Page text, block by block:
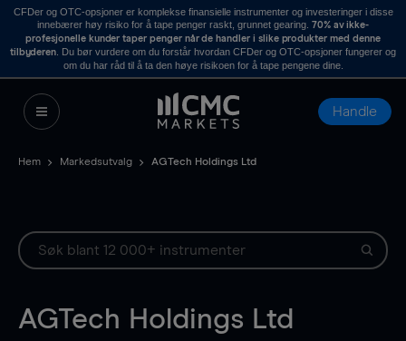
CFDer og OTC-opsjoner er komplekse finansielle instrumenter og investeringer i disse
innebærer høy risiko for å tape penger raskt, grunnet gearing. 70% av ikke-
profesjonelle kunder taper penger når de handler i slike produkter med denne
tilbyderen . Du bør vurdere om du forstår hvordan CFDer og OTC-opsjoner fungerer og
om du har råd til å ta den høye risikoen for å tape pengene dine.
Handle
Hem Markedsutvalg AGTech Holdings Ltd
AGTech Holdings Ltd